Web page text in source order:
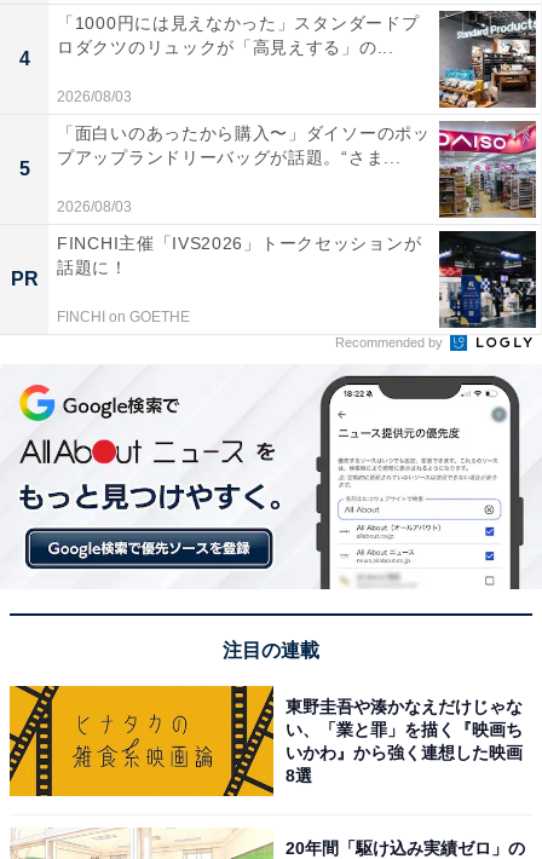
4
「1000円には見えなかった」スタンダードプ
ロダクツのリュックが「高見えする」の...
2026/08/03
5
「面白いのあったから購入〜」ダイソーのポッ
プアップランドリーバッグが話題。“さま...
2026/08/03
PR
FINCHI主催「IVS2026」トークセッションが
話題に！
FINCHI on GOETHE
Recommended by
注目の連載
東野圭吾や湊かなえだけじゃな
い、「業と罪」を描く『映画ち
いかわ』から強く連想した映画
8選
20年間「駆け込み実績ゼロ」の